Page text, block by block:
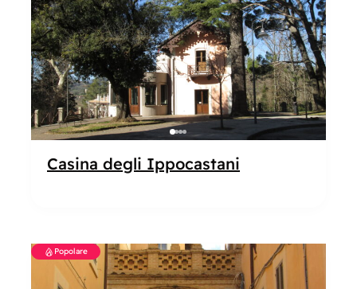
Casina degli Ippocastani
Popolare